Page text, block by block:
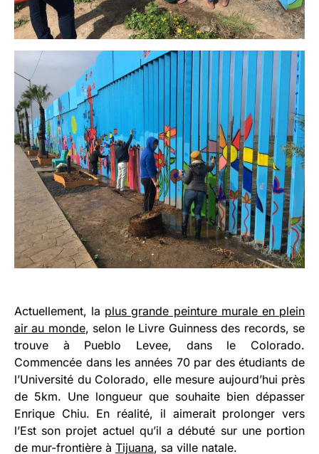
Actuellement, la plus grande peinture murale en plein
air au monde, selon le Livre Guinness des records, se
trouve à Pueblo Levee, dans le Colorado.
Commencée dans les années 70 par des étudiants de
l’Université du Colorado, elle mesure aujourd’hui près
de 5km. Une longueur que souhaite bien dépasser
Enrique Chiu. En réalité, il aimerait prolonger vers
l’Est son projet actuel qu’il a débuté sur une portion
de mur-frontière à Tijuana, sa ville natale.